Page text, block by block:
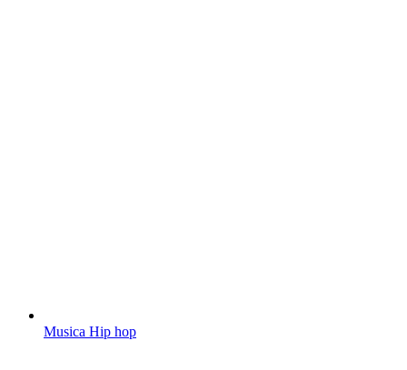
Musica Hip hop